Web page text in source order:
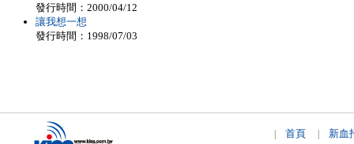
發行時間：2000/04/12
讓我想一想
發行時間：1998/07/03
首頁 新血